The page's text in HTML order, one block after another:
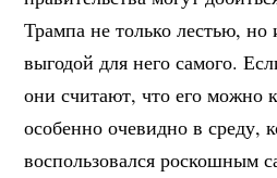
Трампа не только лестью,
выгодой для него самого.
они считают, что его можно
особенно очевидно в среду,
воспользовался роскошным